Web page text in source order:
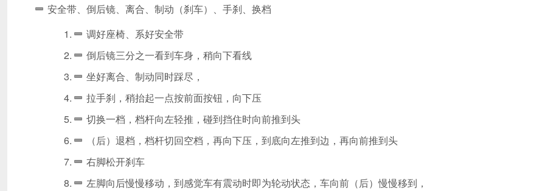
安全带、倒后镜、离合、制动（刹车）、手刹、换档
调好座椅、系好安全带
倒后镜三分之一看到车身，稍向下看线
坐好离合、制动同时踩尽，
拉手刹，稍抬起一点按前面按钮，向下压
切换一档，档杆向左轻推，碰到挡住时向前推到头
（后）退档，档杆切回空档，再向下压，到底向左推到边，再向前推到头
右脚松开刹车
左脚向后慢慢移动，到感觉车有震动时即为轮动状态，车向前（后）慢慢移到，